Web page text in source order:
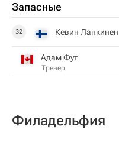
Запасные
32 Кевин Ланкинен
Адам Фут
Тренер
Филадельфия